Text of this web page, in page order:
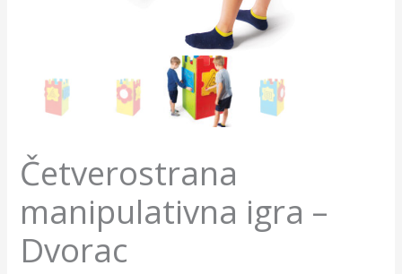
Četverostrana
manipulativna igra –
Dvorac